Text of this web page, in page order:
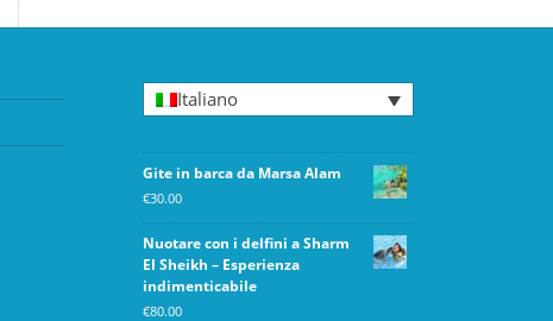
Italiano
Gite in barca da Marsa Alam
€30.00
Nuotare con i delfini a Sharm
El Sheikh – Esperienza
indimenticabile
€80.00